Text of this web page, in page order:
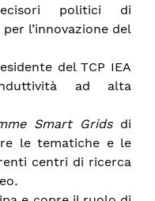
politici di
l’innovazione del
del TCP IEA
ad alta
Smart Gridsdi
le tematiche e le
centri di ricerca
.